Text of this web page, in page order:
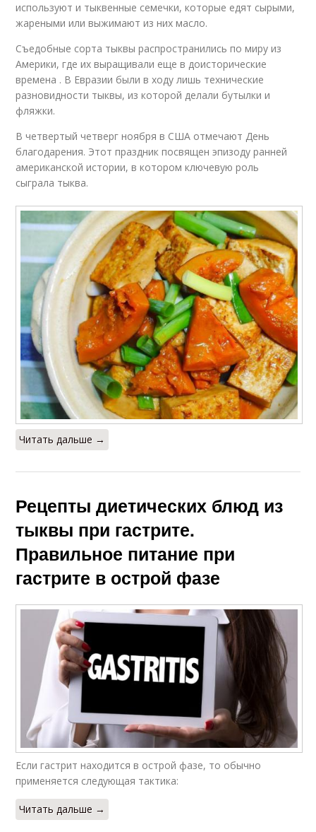
используют и тыквенные семечки, которые едят сырыми,
жареными или выжимают из них масло.
Съедобные сорта тыквы распространились по миру из
Америки, где их выращивали еще в доисторические
времена . В Евразии были в ходу лишь технические
разновидности тыквы, из которой делали бутылки и
фляжки.
В четвертый четверг ноября в США отмечают День
благодарения. Этот праздник посвящен эпизоду ранней
американской истории, в котором ключевую роль
сыграла тыква.
Читать дальше →
Рецепты диетических блюд из
тыквы при гастрите.
Правильное питание при
гастрите в острой фазе
Если гастрит находится в острой фазе, то обычно
применяется следующая тактика:
Читать дальше →